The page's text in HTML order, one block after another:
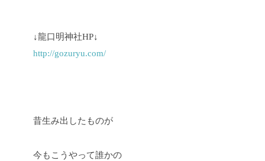
↓龍口明神社HP↓
http://gozuryu.com/
昔生み出したものが
今もこうやって誰かの